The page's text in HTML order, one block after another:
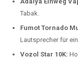
Tabak.
Fumot Tornado
Lautsprecher für
Vozol Star 10K: